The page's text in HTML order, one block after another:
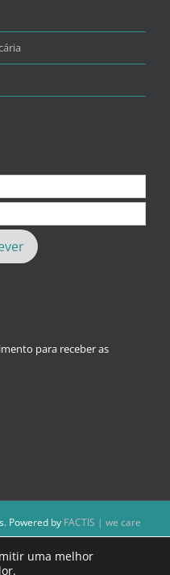
para receber as
Powered by FACTIS | we care
não publicar conteúdos que
uma melhor